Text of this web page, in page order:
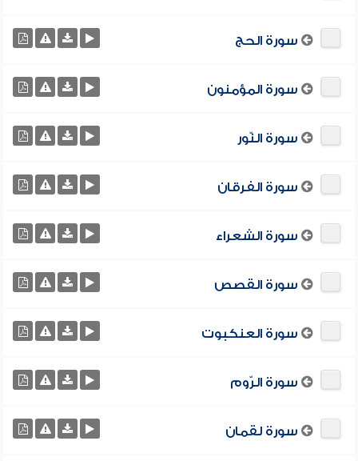
سورة الحج
سورة المؤمنون
سورة النّور
سورة الفرقان
سورة الشعراء
سورة القصص
سورة العنكبوت
سورة الرّوم
سورة لقمان